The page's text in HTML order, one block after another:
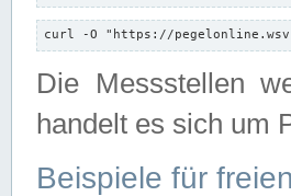
curl -O "https://
Die Messstellen
handelt es sich um
Beispiele für